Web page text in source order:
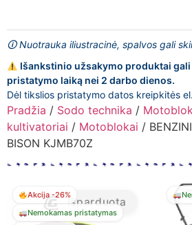
🛈 Nuotrauka iliustracinė, spalvos gali
Išankstinio užsakymo produktai
pristatymo laiką nei 2 darbo dienos.
Dėl tikslios pristatymo datos kreipkitės
Pradžia / Sodo technika /
kultivatoriai / Motoblokai /
BISON KJMB70Z
Akcija -26%
Nemokamas pristatymas
Išparduota